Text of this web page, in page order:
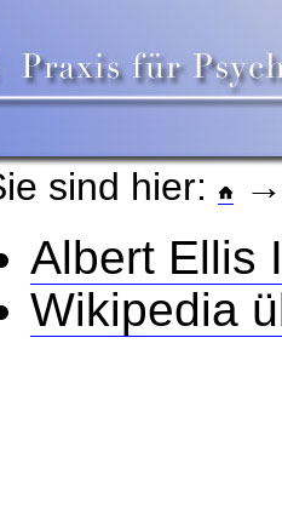
sind hier:
Albert Ellis
Wikipedia